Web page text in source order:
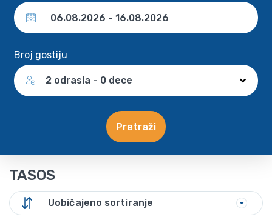
Broj gostiju
2 odrasla - 0 dece
Pretraži
TASOS
Uobičajeno sortiranje